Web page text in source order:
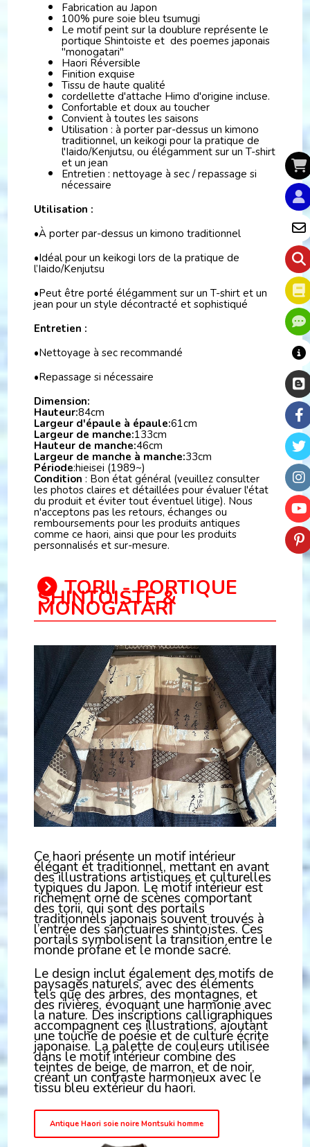
Fabrication au Japon
100% pure soie bleu tsumugi
Le motif peint sur la doublure représente le
portique Shintoiste et des poemes japonais
"monogatari"
Haori Réversible
Finition exquise
Tissu de haute qualité
cordellette d'attache Himo d'origine incluse.
Confortable et doux au toucher
Convient à toutes les saisons
Utilisation : à porter par-dessus un kimono
traditionnel, un keikogi pour la pratique de
l'Iaido/Kenjutsu, ou élégamment sur un T-shirt
et un jean
Entretien : nettoyage à sec / repassage si
nécessaire
Utilisation :
•À porter par-dessus un kimono traditionnel
•Idéal pour un keikogi lors de la pratique de
l’Iaido/Kenjutsu
•Peut être porté élégamment sur un T-shirt et un
jean pour un style décontracté et sophistiqué
Entretien :
•Nettoyage à sec recommandé
•Repassage si nécessaire
Dimension:
Hauteur:84cm
Largeur d'épaule à épaule:61cm
Largeur de manche:133cm
Hauteur de manche:46cm
Largeur de manche à manche:33cm
Période:hieisei (1989~)
Condition : Bon état général (veuillez consulter
les photos claires et détaillées pour évaluer l'état
du produit et éviter tout éventuel litige). Nous
n'acceptons pas les retours, échanges ou
remboursements pour les produits antiques
comme ce haori, ainsi que pour les produits
personnalisés et sur-mesure.
TORII - PORTIQUE
SHINTOISTE &
MONOGATARI
Ce haori présente un motif intérieur
élégant et traditionnel, mettant en avant
des illustrations artistiques et culturelles
typiques du Japon. Le motif intérieur est
richement orné de scènes comportant
des torii, qui sont des portails
traditionnels japonais souvent trouvés à
l’entrée des sanctuaires shintoïstes. Ces
portails symbolisent la transition entre le
monde profane et le monde sacré.
Le design inclut également des motifs de
paysages naturels, avec des éléments
tels que des arbres, des montagnes, et
des rivières, évoquant une harmonie avec
la nature. Des inscriptions calligraphiques
accompagnent ces illustrations, ajoutant
une touche de poésie et de culture écrite
japonaise. La palette de couleurs utilisée
dans le motif intérieur combine des
teintes de beige, de marron, et de noir,
créant un contraste harmonieux avec le
tissu bleu extérieur du haori.
Antique Haori soie noire Montsuki homme